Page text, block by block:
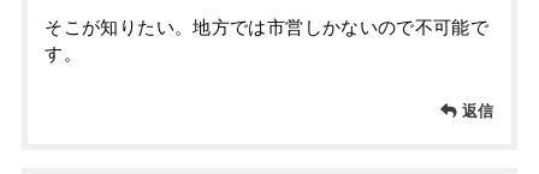
そこが知りたい。地方では市営しかないので不可能で
す。
返信